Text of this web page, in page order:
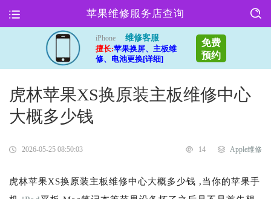
苹果维修服务店查询
iPhone
维修客服
擅长:苹果换屏、主板维
修、电池更换[详细]
免费
预约
虎林苹果XS换原装主板维修中心
大概多少钱
2026-05-25 08:50:03 14 Apple维修
虎林苹果XS换原装主板维修中心大概多少钱 ,当你的苹果手